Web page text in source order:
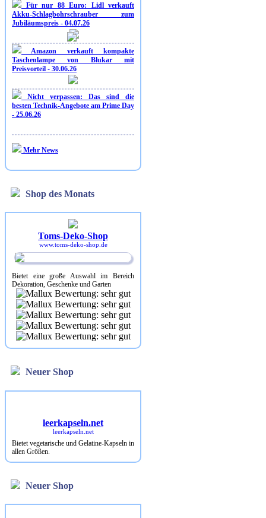
Für nur 88 Euro: Lidl verkauft
Akku-Schlagbohrschrauber zum
Jubiläumspreis - 04.07.26
Amazon verkauft kompakte
Taschenlampe von Blukar mit
Preisvorteil - 30.06.26
Nicht verpassen: Das sind die
besten Technik-Angebote am Prime Day
- 25.06.26
Mehr News
Shop des Monats
Toms-Deko-Shop
www.toms-deko-shop.de
Bietet eine große Auswahl im Bereich
Dekoration, Geschenke und Garten
Neuer Shop
leerkapseln.net
Bietet vegetarische und Gelatine-Kapseln in
allen Größen.